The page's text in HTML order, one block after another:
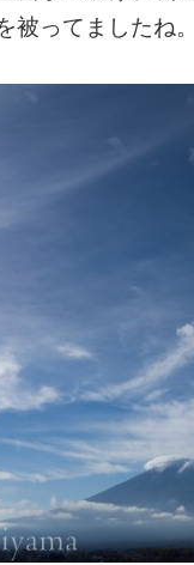
ってましたね。